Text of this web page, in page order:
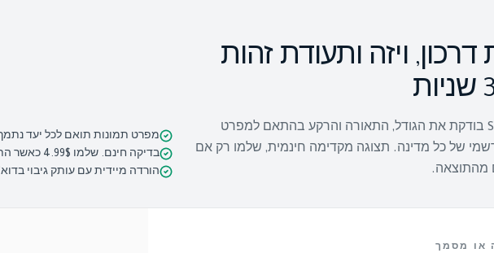
ויזה ותעודת זהות
SVOYAGER AI בודקת את הגודל, התאורה והרקע בהתאם למפרט
של כל מדינה. תצוגה מקדימה חינמית, שלמו רק אם
מהתוצאה.
מפרט תמונות תואם לכל יעד
בדיקה חינם. שלמו 4.99$ כאשר התמונה מאושרת.
הורדה מיידית עם עותק גיבוי
או מסמך